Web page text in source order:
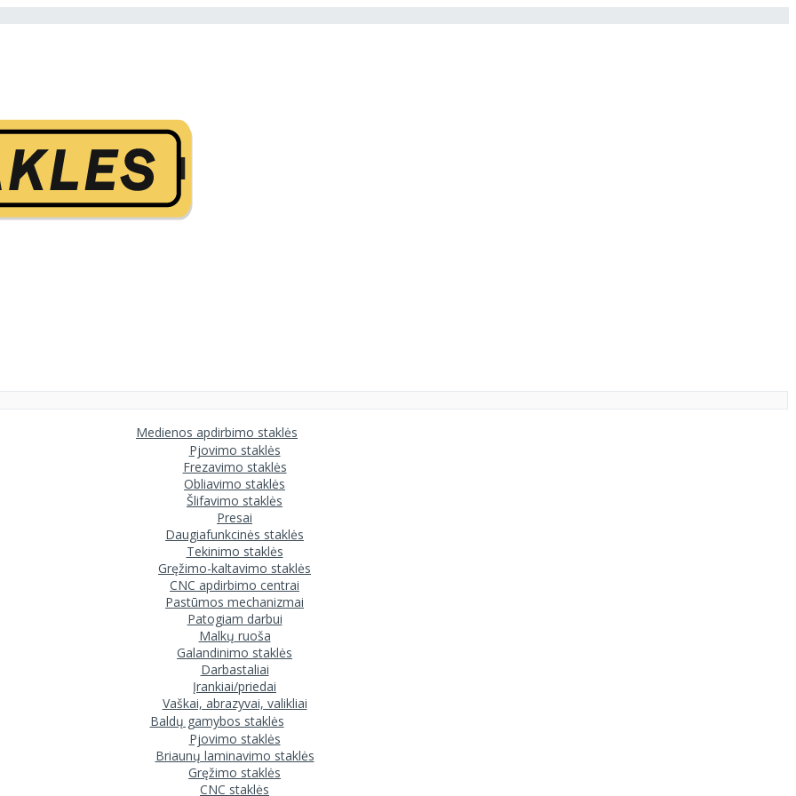
Medienos apdirbimo staklės
Pjovimo staklės
Frezavimo staklės
Obliavimo staklės
Šlifavimo staklės
Presai
Daugiafunkcinės staklės
Tekinimo staklės
Gręžimo-kaltavimo staklės
CNC apdirbimo centrai
Pastūmos mechanizmai
Patogiam darbui
Malkų ruoša
Galandinimo staklės
Darbastaliai
Įrankiai/priedai
Vaškai, abrazyvai, valikliai
Baldų gamybos staklės
Pjovimo staklės
Briaunų laminavimo staklės
Gręžimo staklės
CNC staklės